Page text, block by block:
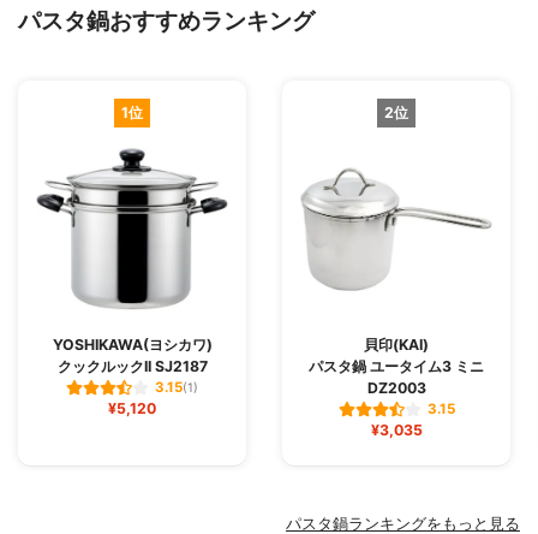
パスタ鍋おすすめランキング
1位
YOSHIKAWA(ヨシカワ)
クックルックII SJ2187
3.15(1)
¥5,120
2位
貝印(KAI)
パスタ鍋 ユータイム3 ミニ
DZ2003
3.15
¥3,035
パスタ鍋ランキングをもっと見る